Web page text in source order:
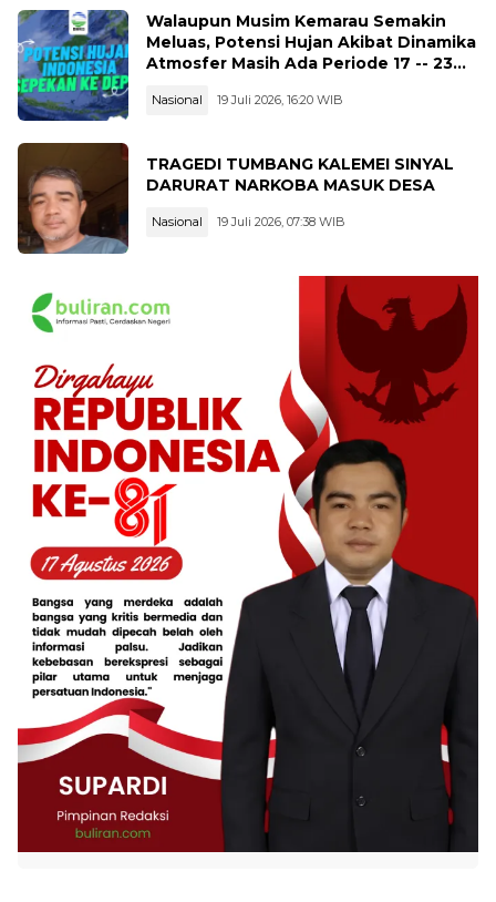
Walaupun Musim Kemarau Semakin
Meluas, Potensi Hujan Akibat Dinamika
Atmosfer Masih Ada Periode 17 -- 23
Nasional 19 Juli 2026, 16:20 WIB
TRAGEDI TUMBANG KALEMEI SINYAL
DARURAT NARKOBA MASUK DESA
Nasional 19 Juli 2026, 07:38 WIB